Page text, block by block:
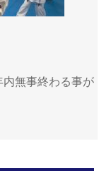
無事終わる事が